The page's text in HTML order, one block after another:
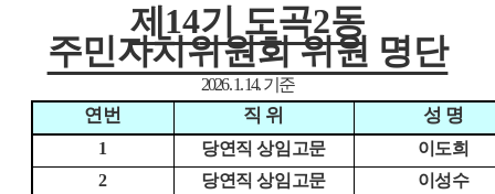
제14기 도곡2동
주민자치위원회 위원 명단
2026. 1. 14.기준
연번 직 위 성 명
1 당연직 상임고문
이도희
2
당연직 상임고문
이성수